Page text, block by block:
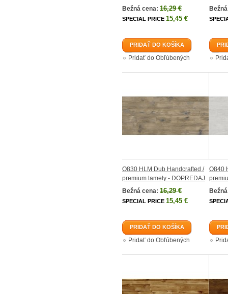
Bežná cena: 16,29 €
SPECIAL PRICE 15,45 €
PRIDAŤ DO KOŠÍKA
Pridať do Obľúbených
O830 HLM Dub Handcrafted /
premium lamely - DOPREDAJ
Bežná cena: 16,29 €
SPECIAL PRICE 15,45 €
PRIDAŤ DO KOŠÍKA
Pridať do Obľúbených
O840